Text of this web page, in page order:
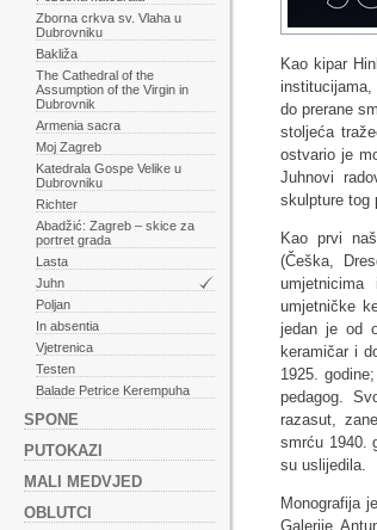
Zborna crkva sv. Vlaha u
Dubrovniku
Bakliža
The Cathedral of the
Assumption of the Virgin in
Dubrovnik
Armenia sacra
Moj Zagreb
Katedrala Gospe Velike u
Dubrovniku
Richter
Abadžić: Zagreb – skice za
portret grada
Lasta
Juhn
Poljan
In absentia
Vjetrenica
Testen
Balade Petrice Kerempuha
SPONE
PUTOKAZI
MALI MEDVJED
OBLUTCI
Kao kipar
do prerane
stoljeća
ostvario je
Juhnovi
skulpture tog
Kao prvi
(Češka,
umjetnicima
umjetničke
jedan je od
keramičar i
1925.
pedagog.
razasut,
smrću 1940.
su uslijedila.
Monografija
Galerije